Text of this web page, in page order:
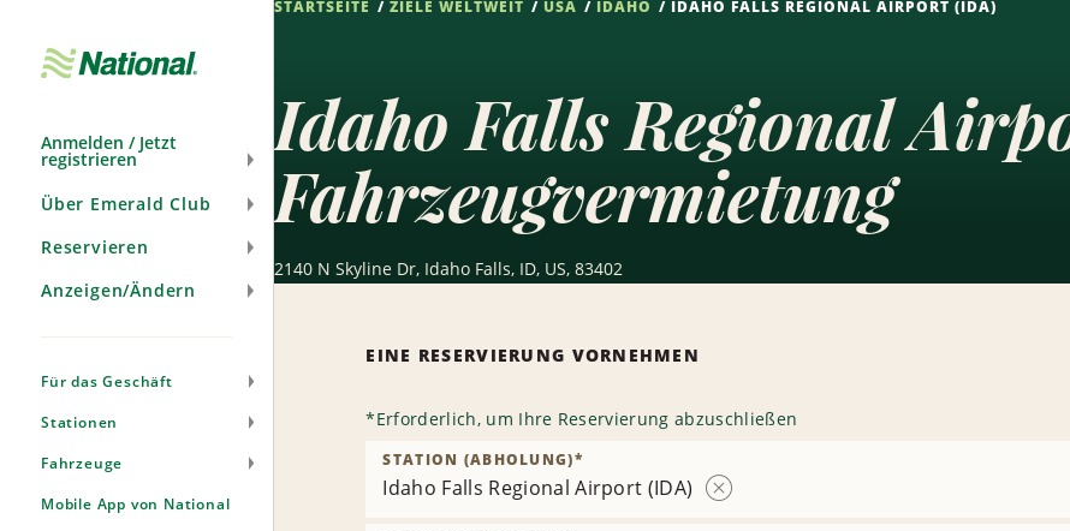
Anmelden / Jetzt
registrieren
Über Emerald Club
Reservieren
Anzeigen/Ändern
Für das Geschäft
Stationen
Fahrzeuge
Mobile App von National
STARTSEITE ZIELE WELTWEIT USA IDAHO IDAHO FALLS REGIONAL AIRPORT (IDA)
Idaho Falls Regional
Fahrzeugvermietung
2140 N Skyline Dr, Idaho Falls, ID, US, 83402
EINE RESERVIERUNG VORNEHMEN
*Erforderlich, um Ihre Reservierung abzuschließen
Idaho Falls Regional Airport (IDA)
STATION (ABHOLUNG)*